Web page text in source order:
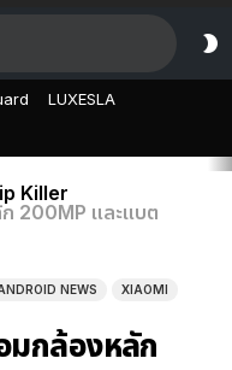
LUXESLA
Killer
200MP และแบต
NEWS XIAOMI
มกล้องหลัก